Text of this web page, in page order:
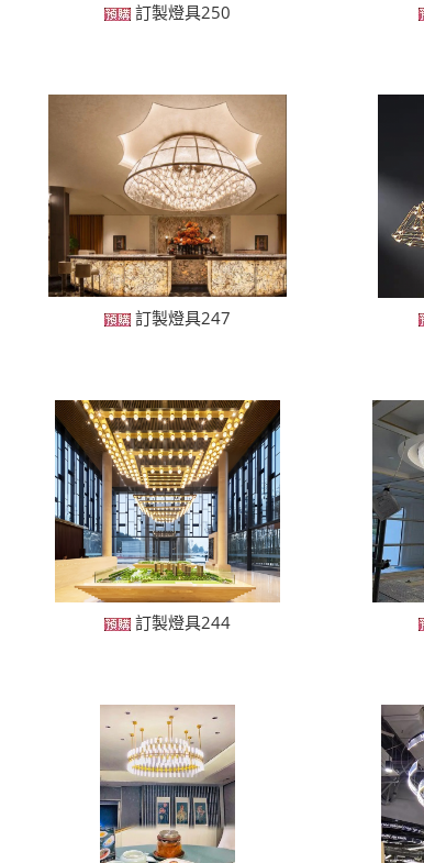
訂製燈具250
訂製燈具247
訂製燈具244